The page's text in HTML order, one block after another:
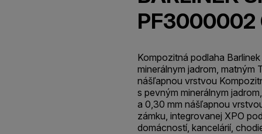
PF3000002
Kompozitná podlaha
minerálnym jadrom, matným
nášľapnou vrstvou
s pevným minerálnym
a 0,30 mm nášľapnou
zámku, integrovanej XPO
domácností, kancelárií,